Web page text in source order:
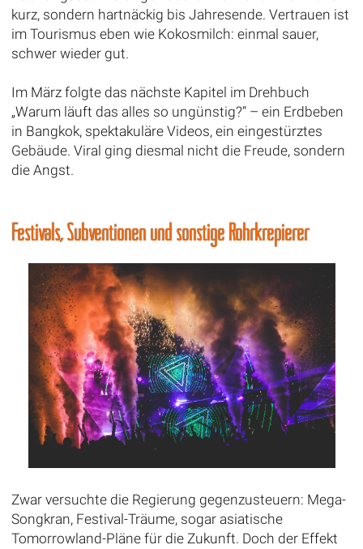
kurz, sondern hartnäckig bis Jahresende. Vertrauen ist
im Tourismus eben wie Kokosmilch: einmal sauer,
schwer wieder gut.
Im März folgte das nächste Kapitel im Drehbuch
„Warum läuft das alles so ungünstig?“ – ein Erdbeben
in Bangkok, spektakuläre Videos, ein eingestürztes
Gebäude. Viral ging diesmal nicht die Freude, sondern
die Angst.
Festivals, Subventionen und sonstige Rohrkrepierer
Zwar versuchte die Regierung gegenzusteuern: Mega-
Songkran, Festival-Träume, sogar asiatische
Tomorrowland-Pläne für die Zukunft. Doch der Effekt